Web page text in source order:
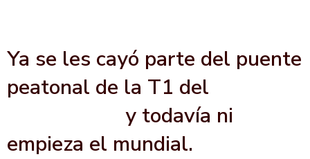
Ya se les cayó parte del puente
peatonal de la T1 del
y todavía ni
empieza el mundial.